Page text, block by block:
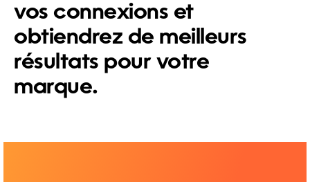
vos connexions et
obtiendrez de meilleurs
résultats pour votre
marque.